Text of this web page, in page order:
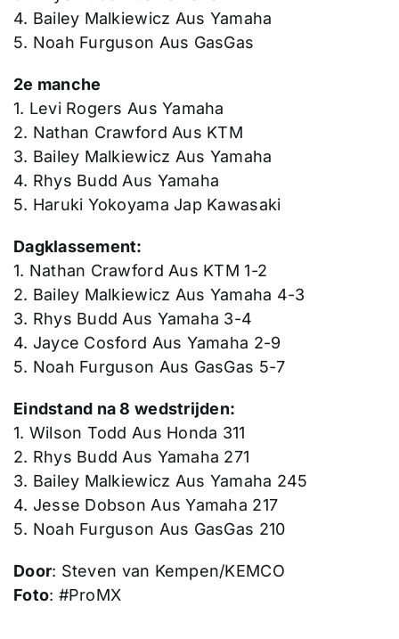
4. Bailey Malkiewicz Aus Yamaha
5. Noah Furguson Aus GasGas
2e manche
1. Levi Rogers Aus Yamaha
2. Nathan Crawford Aus KTM
3. Bailey Malkiewicz Aus Yamaha
4. Rhys Budd Aus Yamaha
5. Haruki Yokoyama Jap Kawasaki
Dagklassement:
1. Nathan Crawford Aus KTM 1-2
2. Bailey Malkiewicz Aus Yamaha 4-3
3. Rhys Budd Aus Yamaha 3-4
4. Jayce Cosford Aus Yamaha 2-9
5. Noah Furguson Aus GasGas 5-7
Eindstand na 8 wedstrijden:
1. Wilson Todd Aus Honda 311
2. Rhys Budd Aus Yamaha 271
3. Bailey Malkiewicz Aus Yamaha 245
4. Jesse Dobson Aus Yamaha 217
5. Noah Furguson Aus GasGas 210
Door: Steven van Kempen/KEMCO
Foto: #ProMX